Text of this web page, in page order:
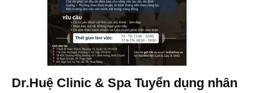
Dr.Huệ Clinic & Spa Tuyển dụng nhân